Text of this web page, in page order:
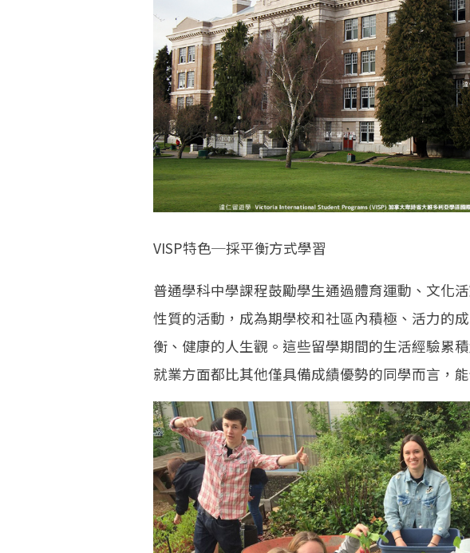
VISP特色─採平衡方式學習
普通學科中學課程鼓勵學生通過體育運動、文化
性質的活動，成為期學校和社區內積極、活力的
衡、健康的人生觀。這些留學期間的生活經驗累
就業方面都比其他僅具備成績優勢的同學而言，